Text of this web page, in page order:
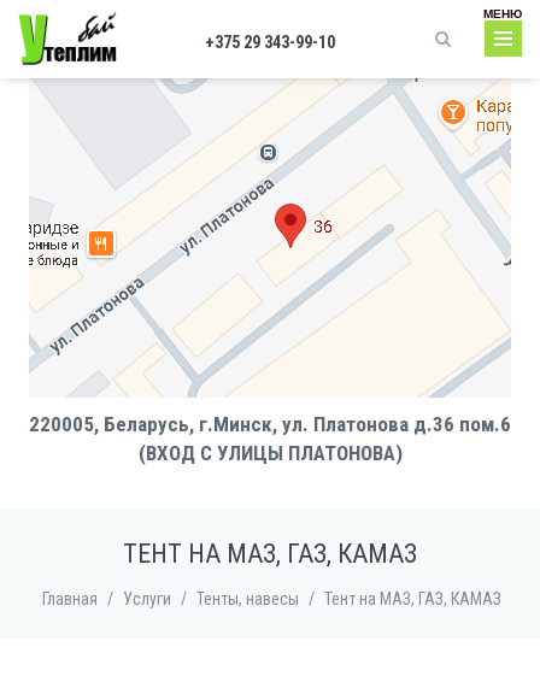
Перейти к основному содержанию
220005, Беларусь, г.Минск, ул. Платонова д.36 пом.6
(ВХОД С УЛИЦЫ ПЛАТОНОВА)
МЕНЮ
Форма поиска
+375 29 343-99-10
ТЕНТ НА МАЗ, ГАЗ, КАМАЗ
Главная / Услуги / Тенты, навесы / Тент на МАЗ, ГАЗ, КАМАЗ